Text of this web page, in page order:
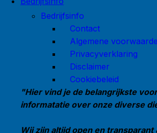
Bedrijfsinfo
Contact
Algemene
Privacyverklaring
Disclaimer
Cookiebeleid
"Hier vind je de belangrijkste
informatatie over onze diverse
Wij zijn altijd open en